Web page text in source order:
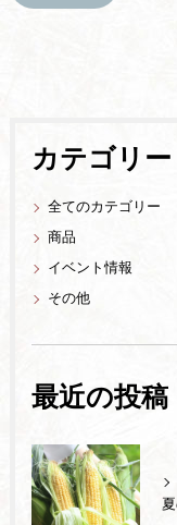
カテゴリー
全てのカテゴリー
商品
イベント情報
その他
最近の投稿